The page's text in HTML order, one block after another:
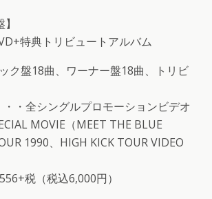
特典トリビュートアルバム
ク盤18曲、ワーナー盤18曲、トリビ
・全シングルプロモーションビデオ
MOVIE（MEET THE BLUE
1990、HIGH KICK TOUR VIDEO
税（税込6,000円）